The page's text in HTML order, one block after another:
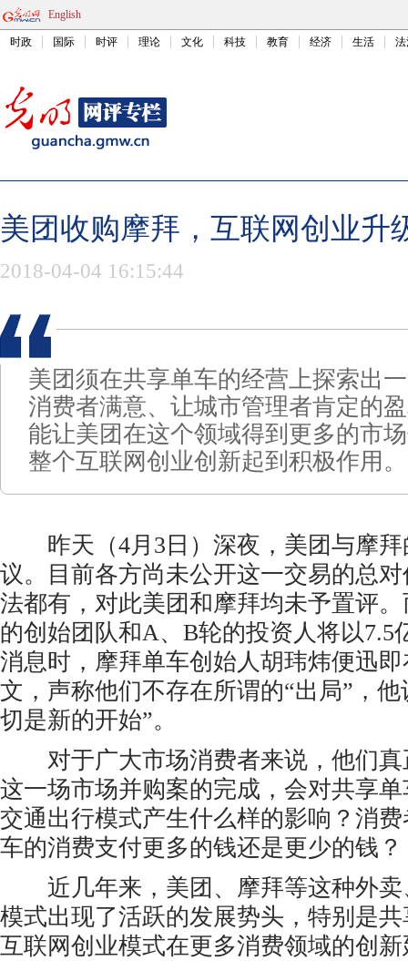
English
时政 国际 时评 理论 文化 科技 教育 经济 生活
美团收购摩拜，互联网创业升
2018-04-04 16:15:44
美团须在共享单车的经营上探索出
消费者满意、让城市管理者肯定的
能让美团在这个领域得到更多的市
整个互联网创业创新起到积极作用。
昨天（4月3日）深夜，美团与摩拜
议。目前各方尚未公开这一交易的总
法都有，对此美团和摩拜均未予置评
的创始团队和A、B轮的投资人将以7.5
消息时，摩拜单车创始人胡玮炜便迅
文，声称他们不存在所谓的“出局”，
切是新的开始”。
对于广大市场消费者来说，他们真
这一场市场并购案的完成，会对共享
交通出行模式产生什么样的影响？消
车的消费支付更多的钱还是更少的钱？
近几年来，美团、摩拜等这种外卖
模式出现了活跃的发展势头，特别是
互联网创业模式在更多消费领域的创